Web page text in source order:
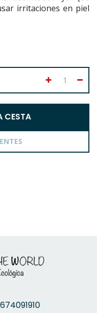
irritaciones en piel
CESTA